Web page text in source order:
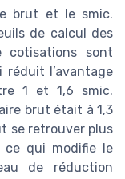
brut et le smic.
de calcul des
sont
l’avantage
1 et 1,6 smic.
brut était à 1,3
se retrouver plus
ce qui modifie le
de réduction